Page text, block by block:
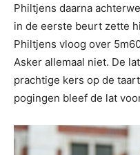
Philtjens daarna
in de eerste beurt zette
Philtjens vloog over
Asker allemaal niet. De
prachtige kers op de
pogingen bleef de lat